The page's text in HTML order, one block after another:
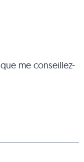
me conseillez-